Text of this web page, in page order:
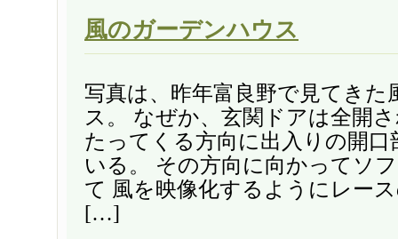
風のガーデンハウス
写真は、昨年富良野で見てきた
ス。 なぜか、玄関ドアは全開
たってくる方向に出入りの開
いる。 その方向に向かってソ
て 風を映像化するようにレー
[…]